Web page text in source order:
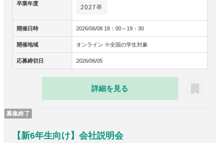
卒業年度
2027卒
開催日時 2026/06/08 18：00～19：30
開催地域 オンライン ※全国の学生対象
応募締切日 2026/06/05
詳細を見る
募集終了
【新6年生向け】会社説明会